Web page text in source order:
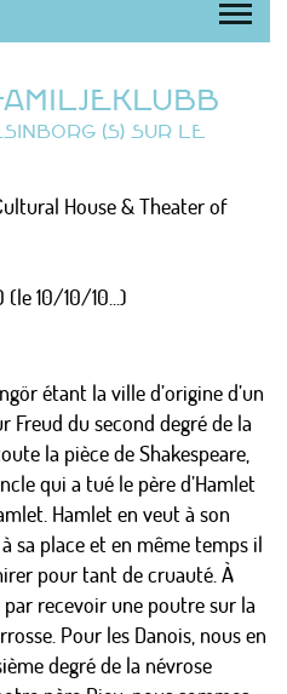
?
(S) SUR LE
House & Theater of
(le 10/10/10...)
étant la ville d’origine d’un
Freud du second degré de la
la pièce de Shakespeare,
qui a tué le père d’Hamlet
Hamlet en veut à son
sa place et en même temps il
pour tant de cruauté. À
recevoir une poutre sur la
Pour les Danois, nous en
degré de la névrose